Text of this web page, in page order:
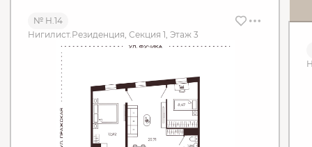
№ Н.14
Нигилист.Резиденция, Секция 1, Этаж 3